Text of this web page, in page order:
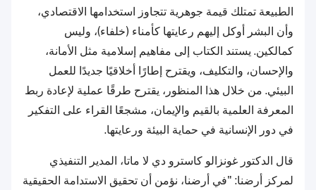
الطبيعة تمتلك قيمة جوهرية تتجاوز استخدامها الاقتصادي،
وأن البشر أوكل إليهم رعايتها كأمناء (خلفاء)، وليس
كمالكين. يستند الكتاب إلى مفاهيم إسلامية مثل الأمانة،
والإحسان، والتكليف، ويقترح إطارًا أخلاقيًا جديدًا للعمل
البيئي. من خلال هذا المنظور، يقترح طرقًا عملية لإعادة ربط
المعرفة العلمية بالقيم والإيمان، مشجعًا القراء على التفكير
في دور الإنسانية في حماية البيئة ورعايتها.
قال الدكتور غونزالو كاسترو دي لا ماتا، المدير التنفيذي
لمركز أرضنا: "في أرضنا، نؤمن أن تحقيق الاستدامة الحقيقية